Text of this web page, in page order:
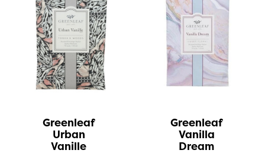
Greenleaf
Urban
Vanille
Greenleaf
Vanilla
Dream